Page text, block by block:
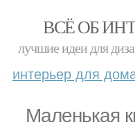
ВСЁ ОБ
лучшие идеи для
интерьер для
Маленькая